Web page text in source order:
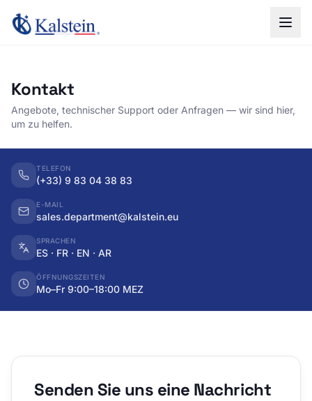
Kontakt
Angebote, technischer Support oder Anfragen — wir sind hier,
um zu helfen.
TELEFON
(+33) 9 83 04 38 83
E-MAIL
sales.department@kalstein.eu
SPRACHEN
ES · FR · EN · AR
ÖFFNUNGSZEITEN
Mo–Fr 9:00–18:00 MEZ
Senden Sie uns eine Nachricht